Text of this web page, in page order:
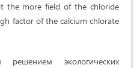
the more field of the chloride
factor of the calcium chlorate
решением экологических